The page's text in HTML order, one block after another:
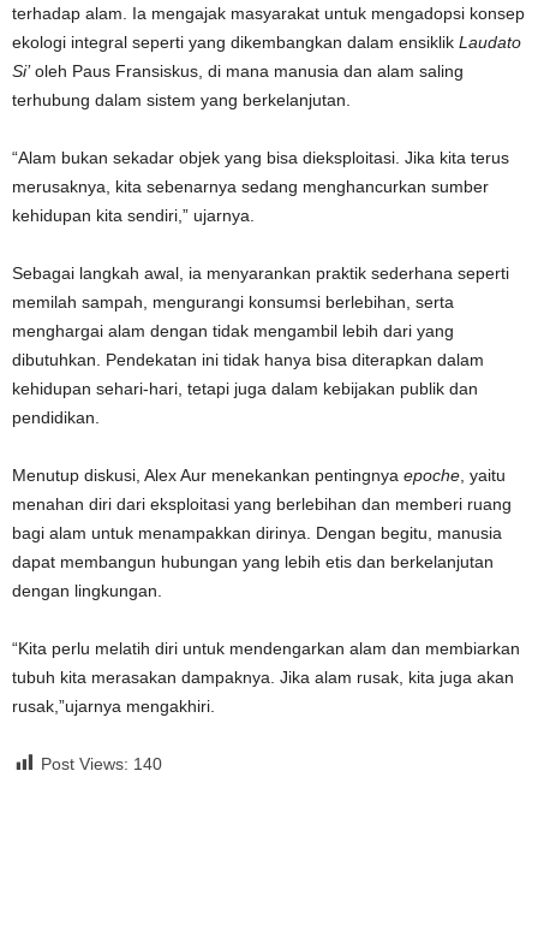
terhadap alam. Ia mengajak masyarakat untuk mengadopsi konsep
ekologi integral seperti yang dikembangkan dalam ensiklik Laudato
Si’oleh Paus Fransiskus, di mana manusia dan alam saling
terhubung dalam sistem yang berkelanjutan.
“Alam bukan sekadar objek yang bisa dieksploitasi. Jika kita terus
merusaknya, kita sebenarnya sedang menghancurkan sumber
kehidupan kita sendiri,” ujarnya.
Sebagai langkah awal, ia menyarankan praktik sederhana seperti
memilah sampah, mengurangi konsumsi berlebihan, serta
menghargai alam dengan tidak mengambil lebih dari yang
dibutuhkan. Pendekatan ini tidak hanya bisa diterapkan dalam
kehidupan sehari-hari, tetapi juga dalam kebijakan publik dan
pendidikan.
Menutup diskusi, Alex Aur menekankan pentingnya epoche , yaitu
menahan diri dari eksploitasi yang berlebihan dan memberi ruang
bagi alam untuk menampakkan dirinya. Dengan begitu, manusia
dapat membangun hubungan yang lebih etis dan berkelanjutan
dengan lingkungan.
“Kita perlu melatih diri untuk mendengarkan alam dan membiarkan
tubuh kita merasakan dampaknya. Jika alam rusak, kita juga akan
rusak,”ujarnya mengakhiri.
Post Views: 140